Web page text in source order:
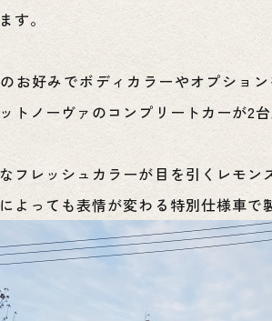
す。
お好みでボディカラーやオプショ
トノーヴァのコンプリートカーが2
フレッシュカラーが目を引くレモン
よっても表情が変わる特別仕様車で